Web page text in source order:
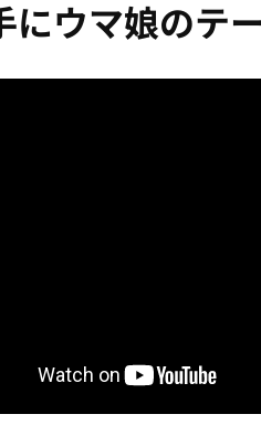
にウマ娘のテ